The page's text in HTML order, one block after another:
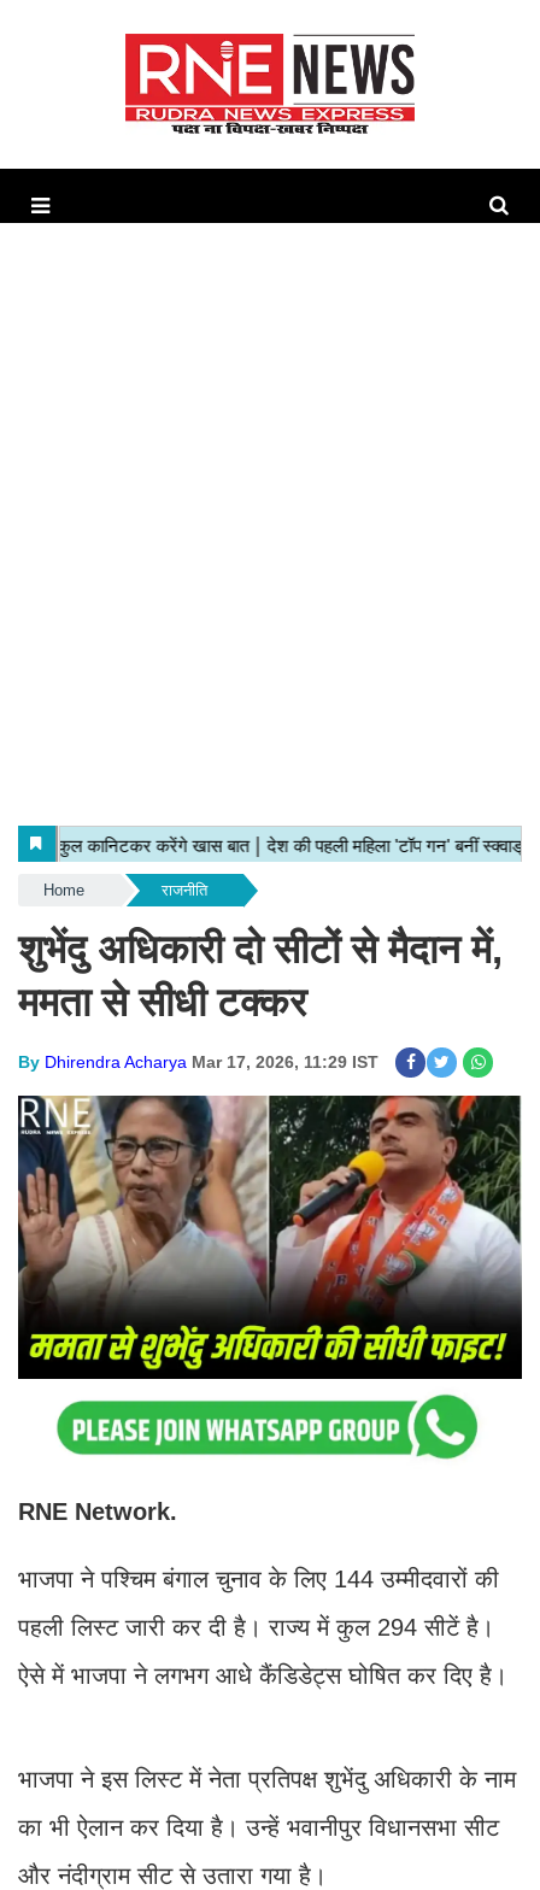
Home राजनीति
शुभेंदु अधिकारी दो सीटों से मैदान में,
ममता से सीधी टक्कर
By Dhirendra Acharya Mar 17, 2026, 11:29 IST
RNE Network.
भाजपा ने पश्चिम बंगाल चुनाव के लिए 144 उम्मीदवारों की
पहली लिस्ट जारी कर दी है। राज्य में कुल 294 सीटें है।
ऐसे में भाजपा ने लगभग आधे कैंडिडेट्स घोषित कर दिए है।
भाजपा ने इस लिस्ट में नेता प्रतिपक्ष शुभेंदु अधिकारी के नाम
का भी ऐलान कर दिया है। उन्हें भवानीपुर विधानसभा सीट
और नंदीग्राम सीट से उतारा गया है।